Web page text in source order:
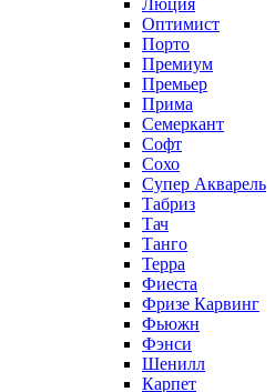
Оптимист
Порто
Премиум
Премьер
Прима
Семеркант
Софт
Сохо
Супер Акварель
Табриз
Тач
Танго
Терра
Фиеста
Фризе Карвинг
Фьюжн
Фэнси
Шенилл
Карпет